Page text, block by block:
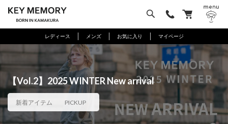
レディース メンズ お気に入り マイページ
【Vol.2】2025 WINTER New arrival
新着アイテム PICKUP